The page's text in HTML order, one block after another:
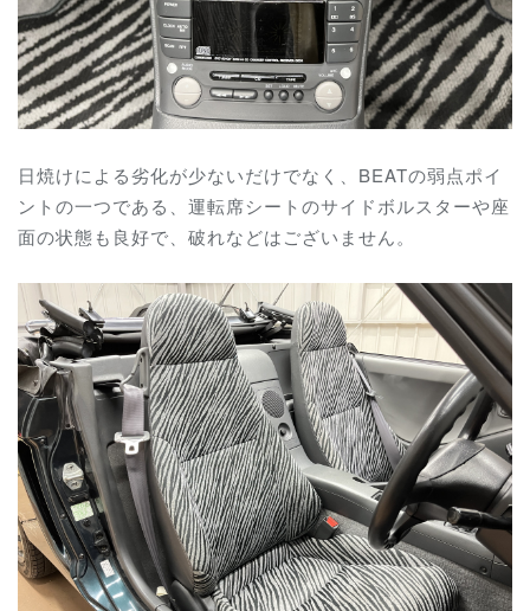
日焼けによる劣化が少ないだけでなく、BEATの弱点ポイ
ントの一つである、運転席シートのサイドボルスターや座
面の状態も良好で、破れなどはございません。